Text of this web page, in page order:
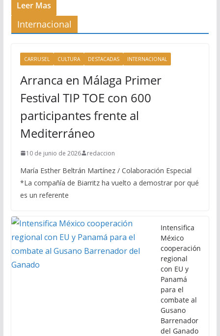
Leer Mas
Internacional
CARRUSEL CULTURA DESTACADAS INTERNACIONAL
Arranca en Málaga Primer
Festival TIP TOE con 600
participantes frente al
Mediterráneo
10 de junio de 2026 redaccion
María Esther Beltrán Martínez / Colaboración Especial
*La compañía de Biarritz ha vuelto a demostrar por qué
es un referente
Intensifica
México
cooperación
regional
con EU y
Panamá
para el
combate al
Gusano
Barrenador
del Ganado